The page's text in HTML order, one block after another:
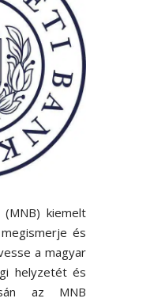
kiemelt
és
a magyar
helyzetét és
az MNB